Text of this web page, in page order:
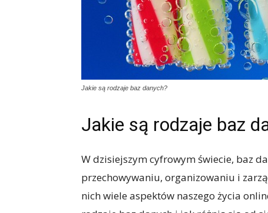
Jakie są rodzaje baz danych?
Jakie są rodzaje baz
W dzisiejszym cyfrowym świecie, baz
przechowywaniu, organizowaniu i
nich wiele aspektów naszego życia